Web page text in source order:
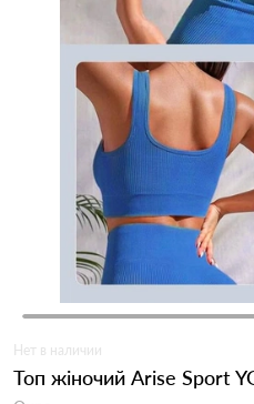
Нет в наличии
Топ жіночий Arise Sport